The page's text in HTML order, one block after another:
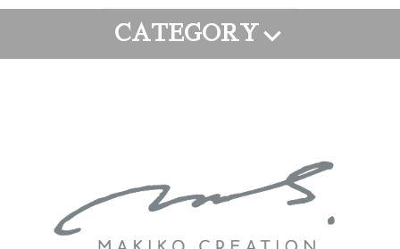
CATEGORY
FRAME ART CANVAS ART